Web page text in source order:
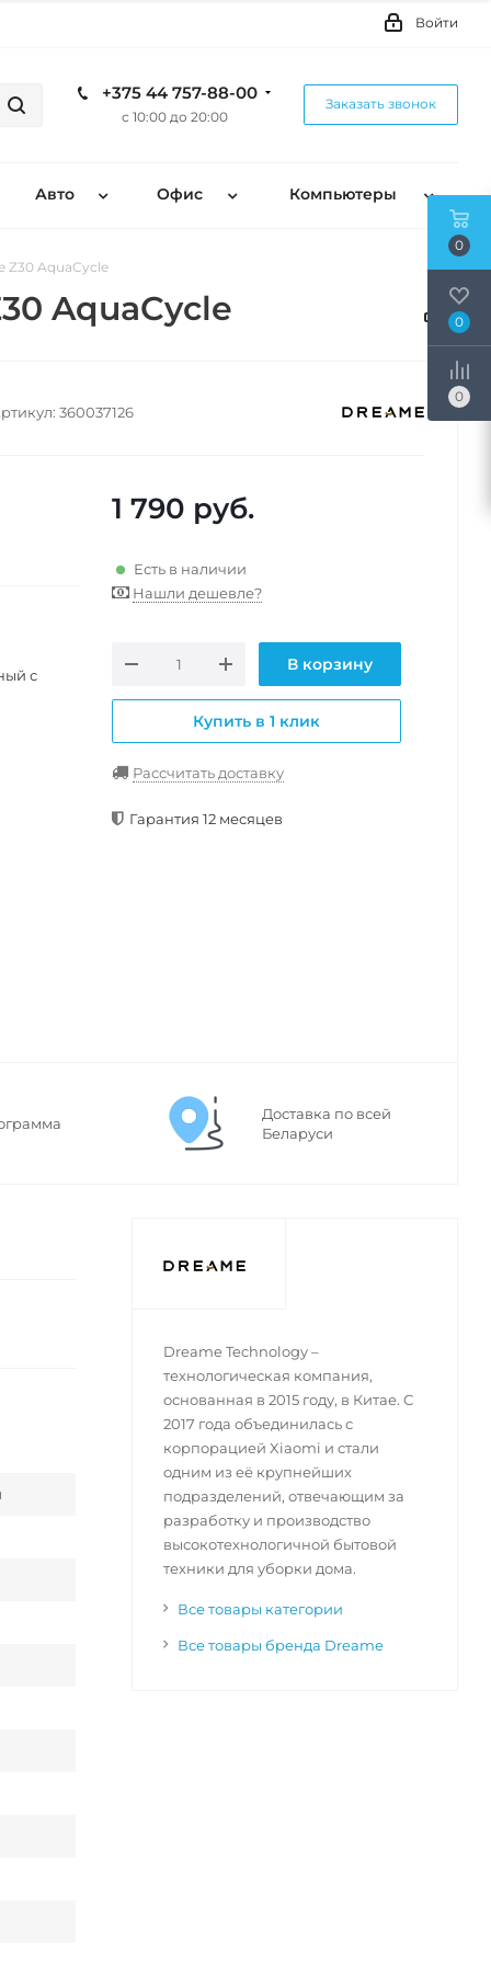
Войти
+375 44 757-88-00
с 10:00 до 20:00
Заказать звонок
Авто Офис Компьютеры
Z30 AquaCycle
AquaCycle
360037126
с
1 790 руб.
Есть в наличии
Нашли дешевле?
В корзину
Купить в 1 клик
Рассчитать доставку
Гарантия 12 месяцев
Доставка по всей
Беларуси
Dreame Technology –
технологическая компания,
основанная в 2015 году, в Китае. С
2017 года объединилась с
корпорацией Xiaomi и стали
одним из её крупнейших
подразделений, отвечающим за
разработку и производство
высокотехнологичной бытовой
техники для уборки дома.
Все товары категории
Все товары бренда Dreame
0
0
0